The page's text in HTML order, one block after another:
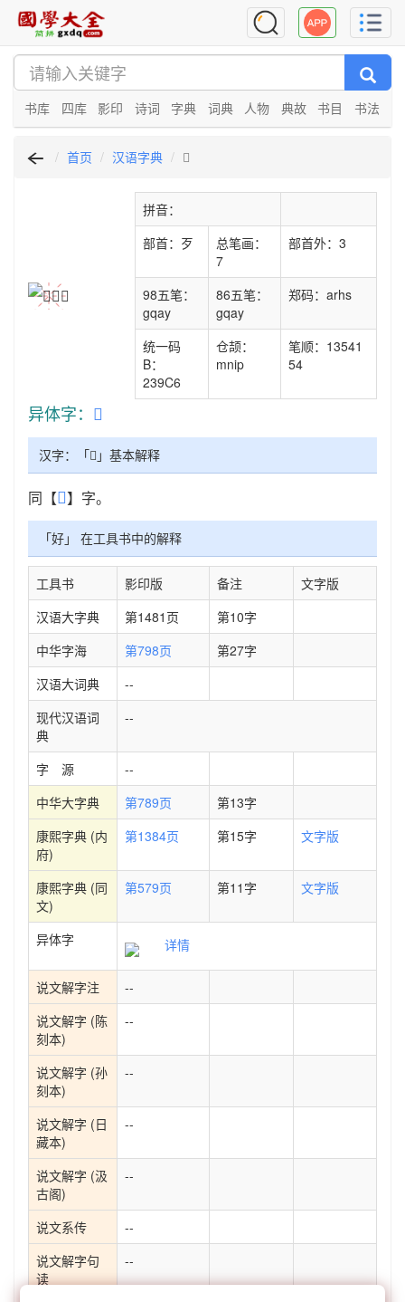
书库 四库 影印 诗词 字典 词典 人物 典故 书目 书法
首页 汉语字典 𣧆
拼音：
部首：歹
总笔画：
7
部首外：3
98五笔：
gqay
86五笔：
gqay
郑码：arhs
统一码
B：
239C6
仓颉：
mnip
笔顺：13541
54
异体字： 𣧌
汉字：「𣧆」基本解释
同【𣧌】字。
「好」 在工具书中的解释
工具书 影印版 备注
文字版
汉语大字典
第1481页
第10字
中华字海
第798页
第27字
汉语大词典
--
现代汉语词
典
--
字 源
--
中华大字典
第789页
第13字
康熙字典 (内
府)
第1384页 第15字 文字版
康熙字典 (同
文)
第579页 第11字 文字版
异体字 详情
说文解字注
--
说文解字 (陈
刻本)
--
说文解字 (孙
刻本)
--
说文解字 (日
藏本)
--
说文解字 (汲
古阁)
--
说文系传
--
说文解字句
读
--